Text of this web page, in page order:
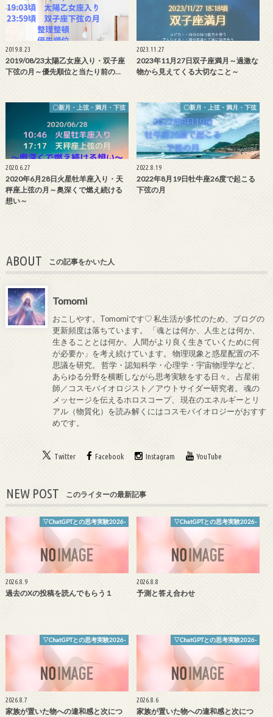
2019.8.23
2019/08/23太陽乙女座入り・双子座
下弦の月～優先順位と当たり前の…
2023.11.27
2023年11月27日双子座満月～過激な
物から見えてくる大切なこと～
〇新月・上弦・満月・下弦
2020.6.27
2020年6月28日火星牡羊座入り・天
秤座上弦の月～奥深くで燃え続ける
想い～
〇新月・上弦・満月・下弦
2022.8.19
2022年8月19日牡牛座26度で起こる
下弦の月
ABOUT この記事をかいた人
Tomomi
おこしやす。Tomomiです♡ 私生活が多忙のため、ブログの
更新頻度は落ちています。 「魂とは何か、人生とは何か、
生きることとは何か。 人間がより良く生きていくために何
が必要か」を考え続けています。 物理現象と惑星配置の不
思議を研究。 哲学・認知科学・心理学・宇宙物理学など、
あらゆる分野を横断しながら思考実験をする日々。 占星術
師／コスモバイオロジスト／アウトサイダー研究者。 魂の
メッセージを伝えるホロスコープ、 現在のエネルギーとリ
アル（物質化）を読み解くにはコスモバイオロジーがおすす
めです。
Twitter Facebook Instagram YouTube
NEW POST このライターの最新記事
▽ChatGPTとの思考実験2026-
2026.8.9
過去のXの投稿を読んでもらう１
▽ChatGPTとの思考実験2026-
2026.8.8
予測と答え合わせ
▽ChatGPTとの思考実験2026-
2026.8.7
家族が置いた物への違和感と次につ
▽ChatGPTとの思考実験2026-
2026.8.6
家族が置いた物への違和感と次につ